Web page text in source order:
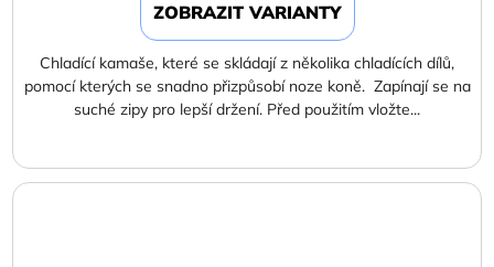
ZOBRAZIT VARIANTY
Chladící kamaše, které se skládají z několika chladících dílů,
pomocí kterých se snadno přizpůsobí noze koně. Zapínají se na
suché zipy pro lepší držení. Před použitím vložte...